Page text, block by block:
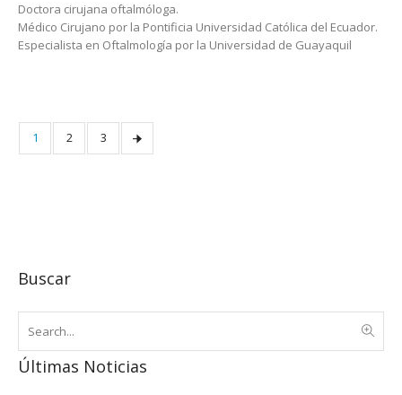
Doctora cirujana oftalmóloga.
Médico Cirujano por la Pontificia Universidad Católica del Ecuador.
Especialista en Oftalmología por la Universidad de Guayaquil
1 2 3
Buscar
Últimas Noticias